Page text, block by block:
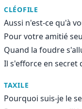
CLÉOFILE
Aussi n'est-ce qu'à
Pour votre amitié
Quand la foudre
Il s'efforce en secret
TAXILE
Pourquoi suis-je le